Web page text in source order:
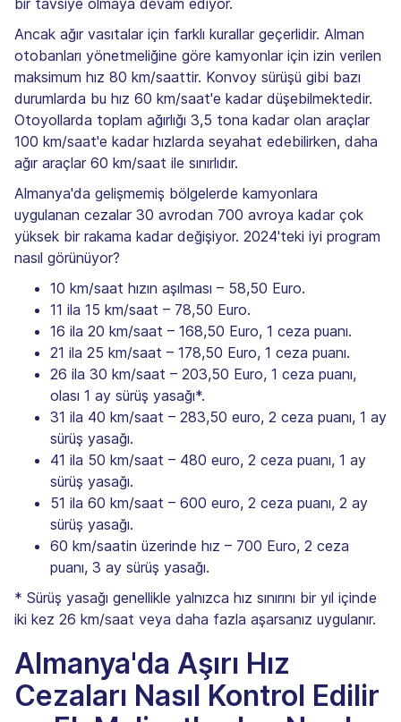
Ancak ağır vasıtalar için farklı kurallar geçerlidir. Alman
otobanları yönetmeliğine göre kamyonlar için izin verilen
maksimum hız 80 km/saattir. Konvoy sürüşü gibi bazı
durumlarda bu hız 60 km/saat'e kadar düşebilmektedir.
Otoyollarda toplam ağırlığı 3,5 tona kadar olan araçlar
100 km/saat'e kadar hızlarda seyahat edebilirken, daha
ağır araçlar 60 km/saat ile sınırlıdır.
Almanya'da gelişmemiş bölgelerde kamyonlara
uygulanan cezalar 30 avrodan 700 avroya kadar çok
yüksek bir rakama kadar değişiyor. 2024'teki iyi program
nasıl görünüyor?
10 km/saat hızın aşılması – 58,50 Euro.
11 ila 15 km/saat – 78,50 Euro.
16 ila 20 km/saat – 168,50 Euro, 1 ceza puanı.
21 ila 25 km/saat – 178,50 Euro, 1 ceza puanı.
26 ila 30 km/saat – 203,50 Euro, 1 ceza puanı,
olası 1 ay sürüş yasağı*.
31 ila 40 km/saat – 283,50 euro, 2 ceza puanı, 1 ay
sürüş yasağı.
41 ila 50 km/saat – 480 euro, 2 ceza puanı, 1 ay
sürüş yasağı.
51 ila 60 km/saat – 600 euro, 2 ceza puanı, 2 ay
sürüş yasağı.
60 km/saatin üzerinde hız – 700 Euro, 2 ceza
puanı, 3 ay sürüş yasağı.
* Sürüş yasağı genellikle yalnızca hız sınırını bir yıl içinde
iki kez 26 km/saat veya daha fazla aşarsanız uygulanır.
Almanya'da Aşırı Hız
Cezaları Nasıl Kontrol Edilir